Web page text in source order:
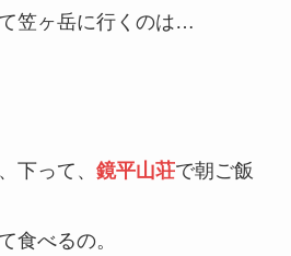
笠ヶ岳に行くのは…
下って、 鏡平山荘で朝ご飯
食べるの。